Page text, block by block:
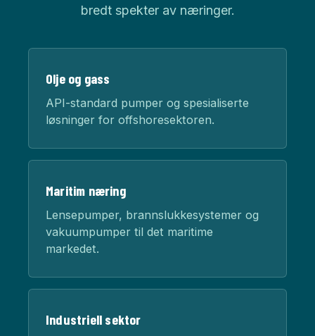
bredt spekter av næringer.
Olje og gass
API-standard pumper og spesialiserte
løsninger for offshoresektoren.
Maritim næring
Lensepumper, brannslukkesystemer og
vakuumpumper til det maritime
markedet.
Industriell sektor